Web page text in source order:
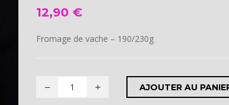
12,90 €
Fromage de vache – 190/230g
AJOUTER AU